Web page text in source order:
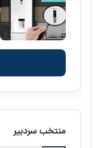
منتخب سردبیر